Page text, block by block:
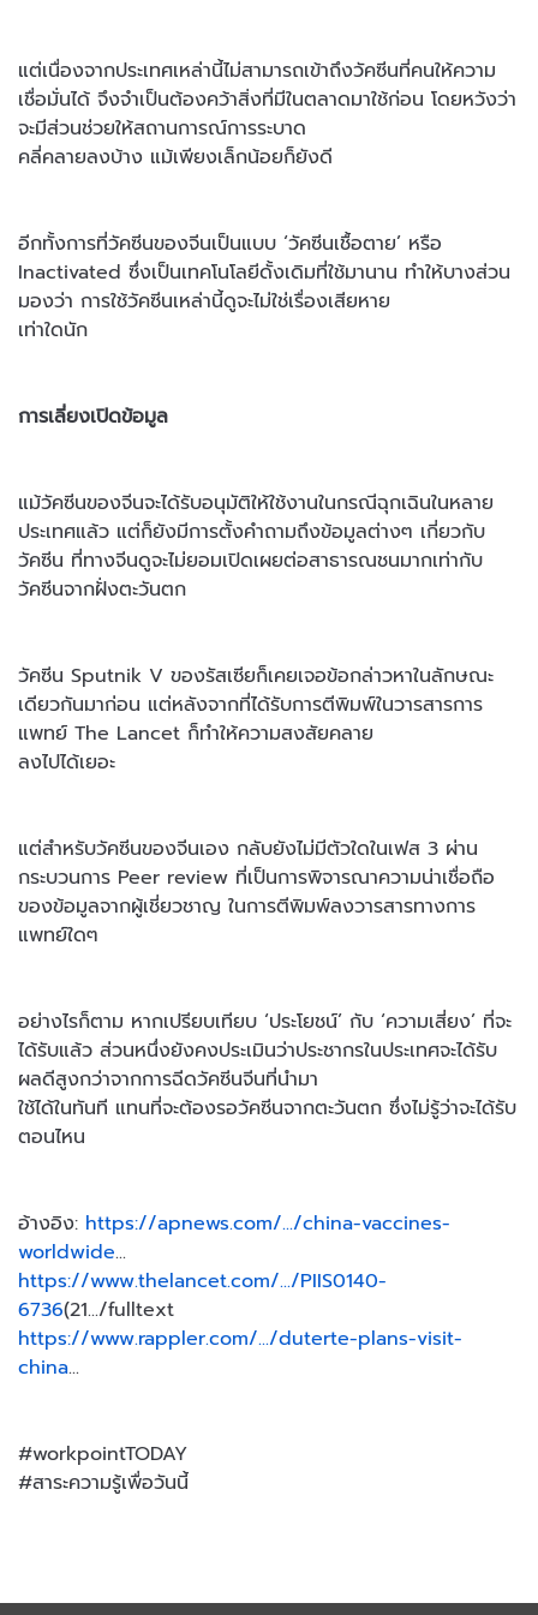
แต่เนื่องจากประเทศเหล่านี้ไม่สามารถเข้าถึงวัคซีนที่คนให้ความ
เชื่อมั่นได้ จึงจำเป็นต้องคว้าสิ่งที่มีในตลาดมาใช้ก่อน โดยหวังว่า
จะมีส่วนช่วยให้สถานการณ์การระบาด
คลี่คลายลงบ้าง แม้เพียงเล็กน้อยก็ยังดี
อีกทั้งการที่วัคซีนของจีนเป็นแบบ ‘วัคซีนเชื้อตาย’ หรือ
Inactivated ซึ่งเป็นเทคโนโลยีดั้งเดิมที่ใช้มานาน ทำให้บางส่วน
มองว่า การใช้วัคซีนเหล่านี้ดูจะไม่ใช่เรื่องเสียหาย
เท่าใดนัก
การเลี่ยงเปิดข้อมูล
แม้วัคซีนของจีนจะได้รับอนุมัติให้ใช้งานในกรณีฉุกเฉินในหลาย
ประเทศแล้ว แต่ก็ยังมีการตั้งคำถามถึงข้อมูลต่างๆ เกี่ยวกับ
วัคซีน ที่ทางจีนดูจะไม่ยอมเปิดเผยต่อสาธารณชนมากเท่ากับ
วัคซีนจากฝั่งตะวันตก
วัคซีน Sputnik V ของรัสเซียก็เคยเจอข้อกล่าวหาในลักษณะ
เดียวกันมาก่อน แต่หลังจากที่ได้รับการตีพิมพ์ในวารสารการ
แพทย์ The Lancet ก็ทำให้ความสงสัยคลาย
ลงไปได้เยอะ
แต่สำหรับวัคซีนของจีนเอง กลับยังไม่มีตัวใดในเฟส 3 ผ่าน
กระบวนการ Peer review ที่เป็นการพิจารณาความน่าเชื่อถือ
ของข้อมูลจากผู้เชี่ยวชาญ ในการตีพิมพ์ลงวารสารทางการ
แพทย์ใดๆ
อย่างไรก็ตาม หากเปรียบเทียบ ‘ประโยชน์’ กับ ‘ความเสี่ยง’ ที่จะ
ได้รับแล้ว ส่วนหนึ่งยังคงประเมินว่าประชากรในประเทศจะได้รับ
ผลดีสูงกว่าจากการฉีดวัคซีนจีนที่นำมา
ใช้ได้ในทันที แทนที่จะต้องรอวัคซีนจากตะวันตก ซึ่งไม่รู้ว่าจะได้รับ
ตอนไหน
อ้างอิง: https://apnews.com/.../china-vaccines-
worldwide...
https://www.thelancet.com/.../PIIS0140-
6736(21.../fulltext
https://www.rappler.com/.../duterte-plans-visit-
china...
#workpointTODAY
#สาระความรู้เพื่อวันนี้